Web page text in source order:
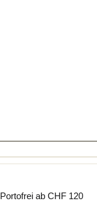
Portofrei ab CHF 120